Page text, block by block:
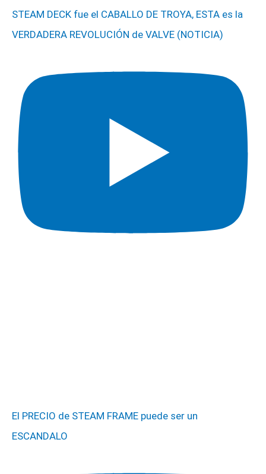
STEAM DECK fue el CABALLO DE TROYA, ESTA es la
VERDADERA REVOLUCIÓN de VALVE (NOTICIA)
El PRECIO de STEAM FRAME puede ser un
ESCANDALO